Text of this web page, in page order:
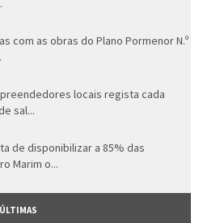
com as obras do Plano Pormenor N.º
locais regista cada
sal...
de disponibilizar a 85% das
Marim o...
ÚLTIMAS